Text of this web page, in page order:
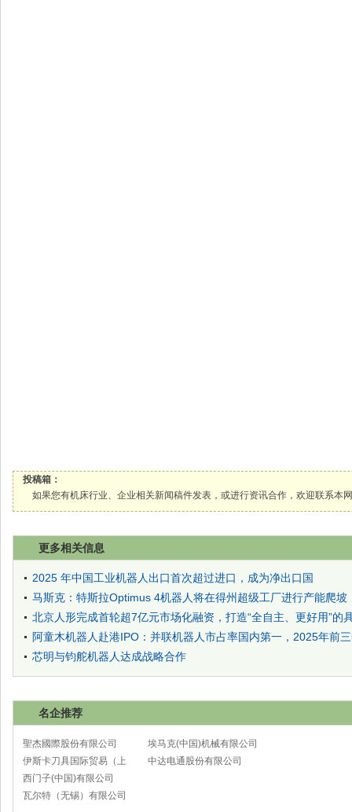
投稿箱：
如果您有机床行业、企业相关新闻稿件发表，或进行资讯合作，欢迎联系本
更多相关信息
2025 年中国工业机器人出口首次超过进口，成为净出口国
马斯克：特斯拉Optimus 4机器人将在得州超级工厂进行产能爬坡
北京人形完成首轮超7亿元市场化融资，打造“全自主、更好用”的
阿童木机器人赴港IPO：并联机器人市占率国内第一，2025年前
芯明与钧舵机器人达成战略合作
名企推荐
聖杰國際股份有限公司
伊斯卡刀具国际贸易（上
海）有限公司
西门子(中国)有限公司
瓦尔特（无锡）有限公司
埃马克(中国)机械有限公司
太仓分公司
中达电通股份有限公司